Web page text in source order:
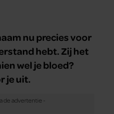
nu precies voor
hebt. Zij het
wel je bloed?
je uit.